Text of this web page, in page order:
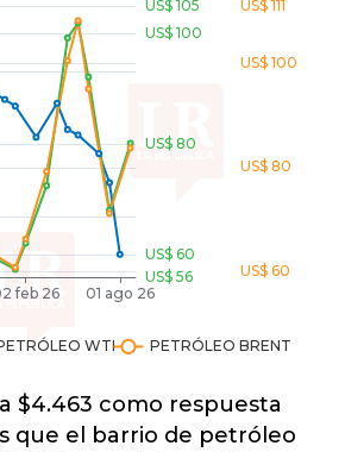
$4.463 como respuesta
que el barrio de petróleo